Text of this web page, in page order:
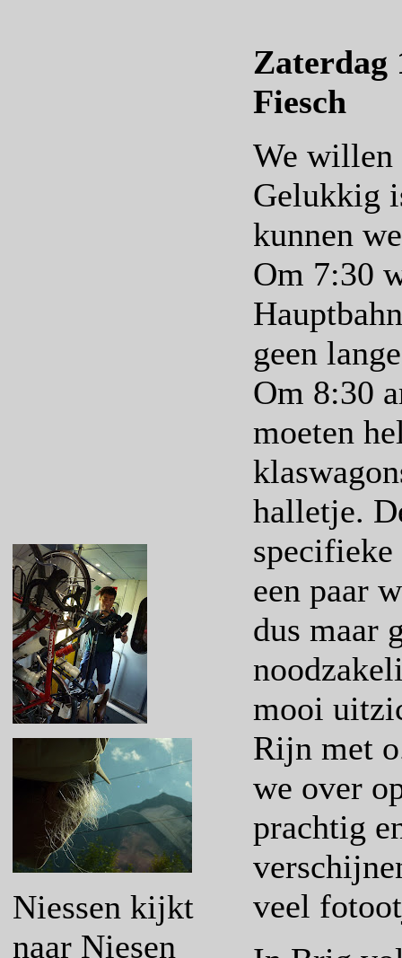
Niessen kijkt
naar Niesen
Zaterdag
Fiesch
We willen
Gelukkig
kunnen
Om 7:30
geen
Om 8:30
moeten
halletje.
een paar
dus maar
mooi
Rijn met
we over
prachtig
veel